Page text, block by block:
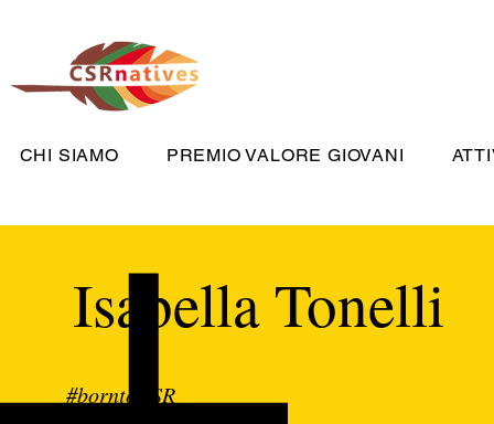
CHI SIAMO PREMIO VALORE GIOVANI
Isabella Tonelli
#borntoCSR